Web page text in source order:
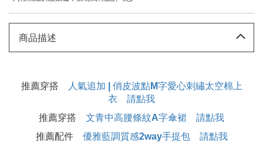
商品描述
推薦穿搭
人氣追加 | 俏皮波點M字愛心刺繡太空棉上
衣 請點我
推薦穿搭 文青中高腰條紋A字傘裙 請點我
推薦配件 優雅藍調質感2way手提包 請點我